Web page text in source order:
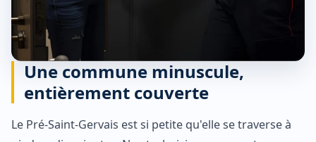
Une commune minuscule,
entièrement couverte
Le Pré-Saint-Gervais est si petite qu'elle se traverse à